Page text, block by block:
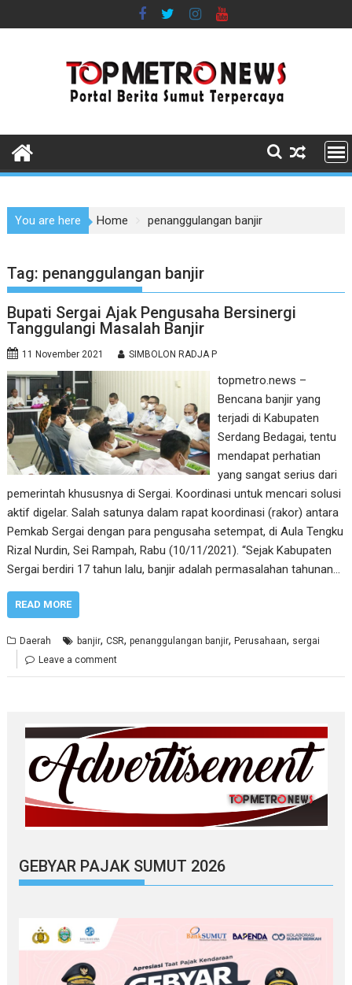
to
You are here Home penanggulangan banjir
Tag: penanggulangan banjir
Bupati Sergai Ajak Pengusaha Bersinergi
Tanggulangi Masalah Banjir
11 November 2021 SIMBOLON RADJA P
topmetro.news –
Bencana banjir yang
terjadi di Kabupaten
Serdang Bedagai, tentu
mendapat perhatian
yang sangat serius dari
pemerintah khususnya di Sergai. Koordinasi untuk mencari solusi
aktif digelar. Salah satunya dalam rapat koordinasi (rakor) antara
Pemkab Sergai dengan para pengusaha setempat, di Aula Tengku
Rizal Nurdin, Sei Rampah, Rabu (10/11/2021). “Sejak Kabupaten
Sergai berdiri 17 tahun lalu, banjir adalah permasalahan tahunan…
READ MORE
Daerah banjir,CSR,penanggulangan banjir,Perusahaan, sergai
Leave a comment
GEBYAR PAJAK SUMUT 2026